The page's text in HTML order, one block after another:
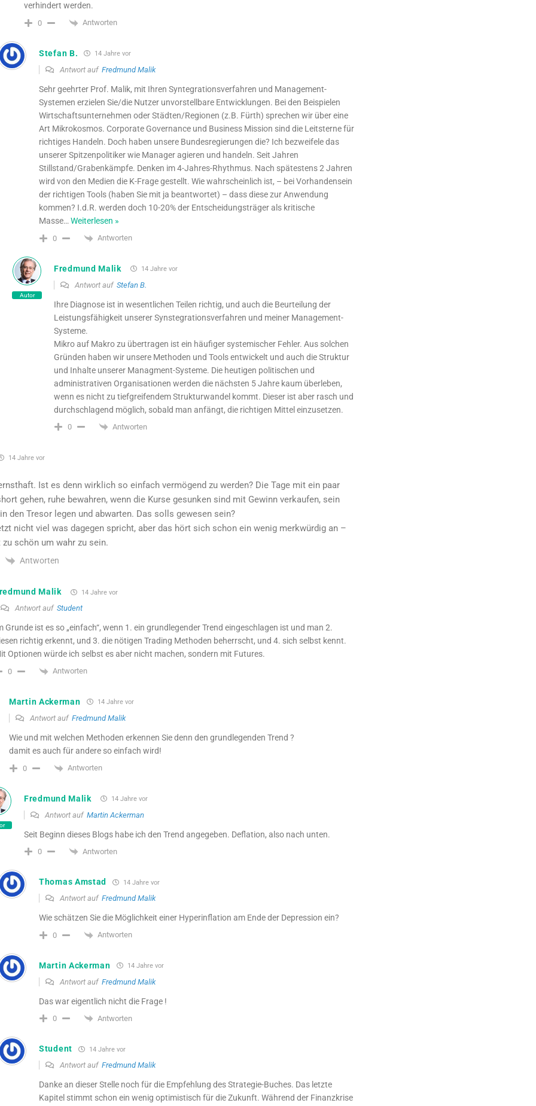
verhindert werden.
0 Antworten
Stefan B. 14 Jahre vor
Antwort auf Fredmund Malik
Sehr geehrter Prof. Malik, mit Ihren Syntegrationsverfahren und Management-
Systemen erzielen Sie/die Nutzer unvorstellbare Entwicklungen. Bei den Beispielen
Wirtschaftsunternehmen oder Städten/Regionen (z.B. Fürth) sprechen wir über eine
Art Mikrokosmos. Corporate Governance und Business Mission sind die Leitsterne für
richtiges Handeln. Doch haben unsere Bundesregierungen die? Ich bezweifele das
unserer Spitzenpolitiker wie Manager agieren und handeln. Seit Jahren
Stillstand/Grabenkämpfe. Denken im 4-Jahres-Rhythmus. Nach spätestens 2 Jahren
wird von den Medien die K-Frage gestellt. Wie wahrscheinlich ist, – bei Vorhandensein
der richtigen Tools (haben Sie mit ja beantwortet) – dass diese zur Anwendung
kommen? I.d.R. werden doch 10-20% der Entscheidungsträger als kritische
Masse… Weiterlesen »
0 Antworten
Autor
Fredmund Malik 14 Jahre vor
Antwort auf Stefan B.
Ihre Diagnose ist in wesentlichen Teilen richtig, und auch die Beurteilung der
Leistungsfähigkeit unserer Synstegrationsverfahren und meiner Management-
Systeme.
Mikro auf Makro zu übertragen ist ein häufiger systemischer Fehler. Aus solchen
Gründen haben wir unsere Methoden und Tools entwickelt und auch die Struktur
und Inhalte unserer Managment-Systeme. Die heutigen politischen und
administrativen Organisationen werden die nächsten 5 Jahre kaum überleben,
wenn es nicht zu tiefgreifendem Strukturwandel kommt. Dieser ist aber rasch und
durchschlagend möglich, sobald man anfängt, die richtigen Mittel einzusetzen.
0 Antworten
14 Jahre vor
Ist es denn wirklich so einfach vermögend zu werden? Die Tage mit ein paar
gehen, ruhe bewahren, wenn die Kurse gesunken sind mit Gewinn verkaufen, sein
den Tresor legen und abwarten. Das solls gewesen sein?
nicht viel was dagegen spricht, aber das hört sich schon ein wenig merkwürdig an –
schön um wahr zu sein.
Antworten
Malik 14 Jahre vor
Antwort auf Student
Grunde ist es so „einfach“, wenn 1. ein grundlegender Trend eingeschlagen ist und man 2.
richtig erkennt, und 3. die nötigen Trading Methoden beherrscht, und 4. sich selbst kennt.
Optionen würde ich selbst es aber nicht machen, sondern mit Futures.
0 Antworten
Martin Ackerman 14 Jahre vor
Antwort auf Fredmund Malik
Wie und mit welchen Methoden erkennen Sie denn den grundlegenden Trend ?
damit es auch für andere so einfach wird!
0 Antworten
Fredmund Malik 14 Jahre vor
Antwort auf Martin Ackerman
Seit Beginn dieses Blogs habe ich den Trend angegeben. Deflation, also nach unten.
0 Antworten
Thomas Amstad 14 Jahre vor
Antwort auf Fredmund Malik
Wie schätzen Sie die Möglichkeit einer Hyperinflation am Ende der Depression ein?
0 Antworten
Martin Ackerman 14 Jahre vor
Antwort auf Fredmund Malik
Das war eigentlich nicht die Frage !
0 Antworten
Student 14 Jahre vor
Antwort auf Fredmund Malik
Danke an dieser Stelle noch für die Empfehlung des Strategie-Buches. Das letzte
Kapitel stimmt schon ein wenig optimistisch für die Zukunft. Während der Finanzkrise